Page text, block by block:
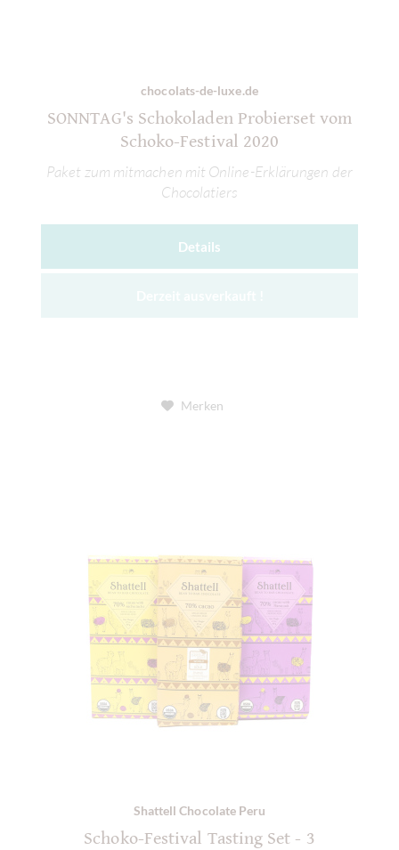
chocolats-de-luxe.de
SONNTAG's Schokoladen Probierset vom
Schoko-Festival 2020
Paket zum mitmachen mit Online-Erklärungen der
Chocolatiers
Details
Merken
Shattell Chocolate Peru
Schoko-Festival Tasting Set - 3